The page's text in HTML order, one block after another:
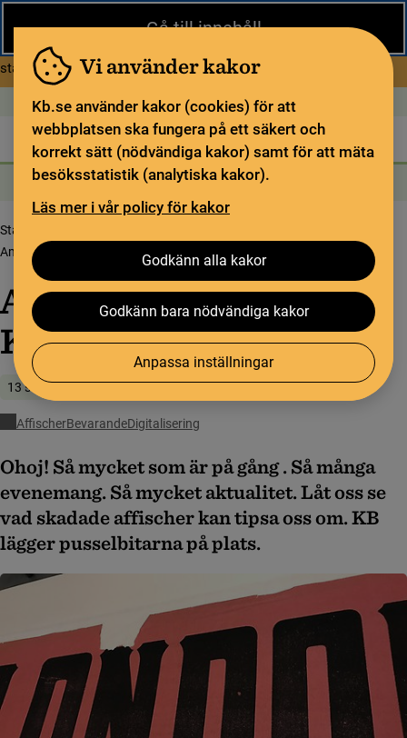
Gå till innehåll
Under sommaren har KB begränsad service och särskilda
öppettider. Vissa veckor är en del funktioner och samlingar
stängda.Läs mer om Begränsad service i sommar
Vi använder kakor
Kb.se använder kakor (cookies) för att
webbplatsen ska fungera på ett säkert och
korrekt sätt (nödvändiga kakor) samt för att mäta
besöksstatistik (analytiska kakor).
Läs mer i vår policy för kakor
Godkänn alla kakor
Godkänn bara nödvändiga kakor
Anpassa inställningar
Öppet idag: StängtIn English
Biblioteket För bibliotekssektorn Pliktleverans och ISBN
Sök Sök
Söktjänster
Startsida
Ameri­kansk luft­gunga – KB lägger puss­let
Ameri­kansk luft­gunga–
KB lägger puss­let
13 september 2018
AffischerBevarandeDigitalisering
Ohoj! Så mycket som är på gång . Så många
evenemang. Så mycket aktualitet. Låt oss se
vad skadade affischer kan tipsa oss om. KB
lägger pusselbitarna på plats.